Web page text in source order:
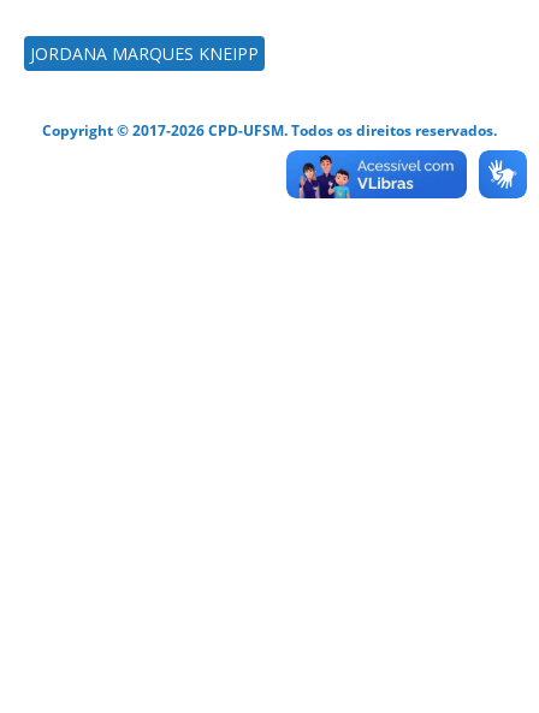
JORDANA MARQUES KNEIPP
Copyright © 2017-2026 CPD-UFSM. Todos os direitos reservados.